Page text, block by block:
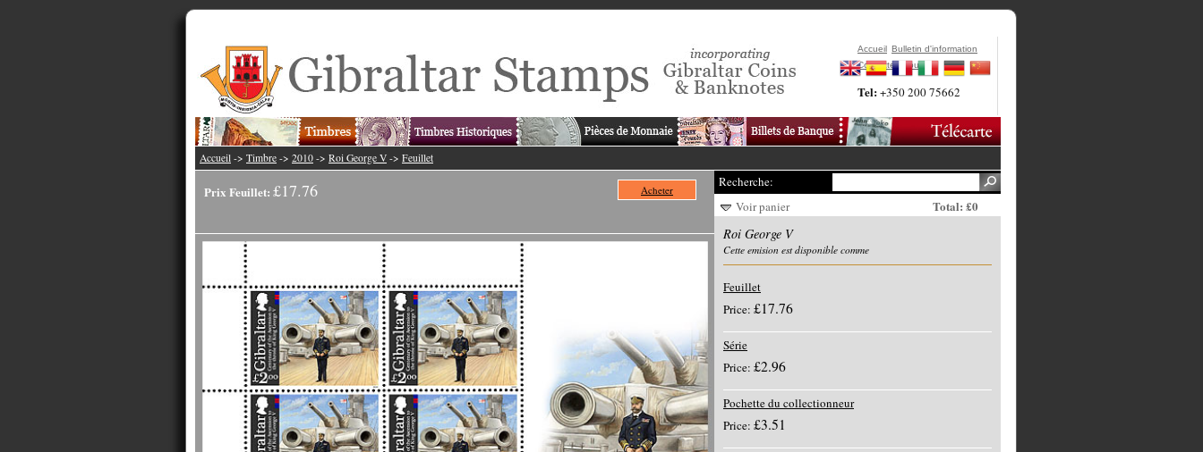
Accueil Bulletin d'information
Contactez-Nous
Tel:+350 200 75662
Accueil -> Timbre -> 2010 -> Roi George V -> Feuillet
Prix Feuillet: £17.76 Acheter
Recherche:
Voir panier
Total: £0
Roi George V
Cette emision est disponible comme
Feuillet
Price: £17.76
Série
Price: £2.96
Pochette du collectionneur
Price: £3.51